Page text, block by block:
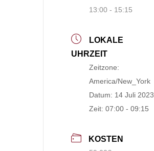
13:00 - 15:15
LOKALE
UHRZEIT
Zeitzone:
America/New_York
Datum: 14 Juli 2023
Zeit: 07:00 - 09:15
KOSTEN